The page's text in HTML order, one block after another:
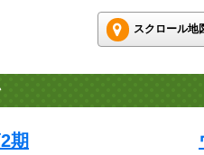
スクロール地
期